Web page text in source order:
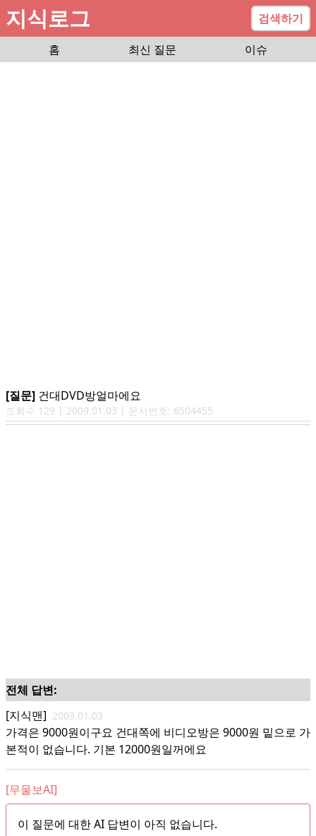
지식로그
검색하기
홈
최신 질문 이슈
[질문] 건대DVD방얼마에요
조회수 129 | 2009.01.03 | 문서번호: 6504455
전체 답변:
[지식맨] 2009.01.03
가격은 9000원이구요 건대쪽에 비디오방은 9000원 밑으로 가
본적이 없습니다. 기본 12000원일꺼에요
[무물보AI]
이 질문에 대한 AI 답변이 아직 없습니다.